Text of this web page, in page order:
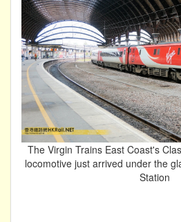
The Virgin Trains East Coast's
locomotive just arrived under the
Station